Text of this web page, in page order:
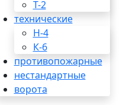
T-2
технические
Н-4
К-6
противопожарные
нестандартные
ворота